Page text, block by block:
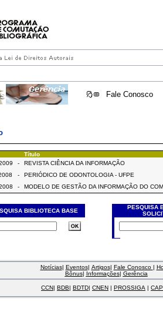
Fale Conosco
Título
-
REVISTA CIÊNCIA DA INFORMAÇÃO
-
PERIÓDICO DE ODONTOLOGIA - UFPE
- MODELO DE GESTÃO DA INFORMAÇÃO DO
BIBLIOTECA BASE
PESQUISA
Notícias| Eventos| Artigos| Fale Conosco |
Bônus| Informações| Gerência
CCN| BDB| BDTD| CNEN | PROSSIGA |